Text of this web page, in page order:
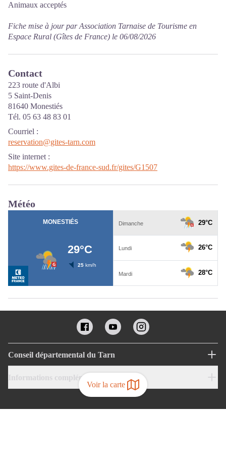
Voir la carte
Animaux acceptés
Fiche mise à jour par Association Tarnaise de Tourisme en
Espace Rural (Gîtes de France) le 06/08/2026
Contact
223 route d'Albi
5 Saint-Denis
81640 Monestiés
Tél. 05 63 48 83 01
Courriel :
reservation@gites-tarn.com
Site internet :
https://www.gites-de-france-sud.fr/gites/G1507
Météo
Conseil départemental du Tarn
Informations complémentaires